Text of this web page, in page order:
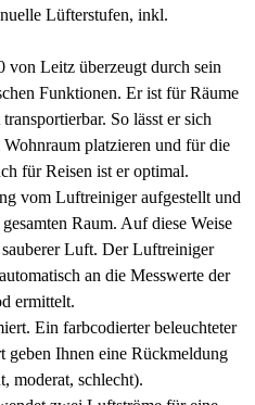
Lüfterstufen, inkl.
Leitz überzeugt durch sein
Funktionen. Er ist für Räume
So lässt er sich
platzieren und für die
für Reisen ist er optimal.
vom Luftreiniger aufgestellt und
Raum. Auf diese Weise
Luft. Der Luftreiniger
an die Messwerte der
ermittelt.
Ein farbcodierter beleuchteter
geben Ihnen eine Rückmeldung
moderat, schlecht).